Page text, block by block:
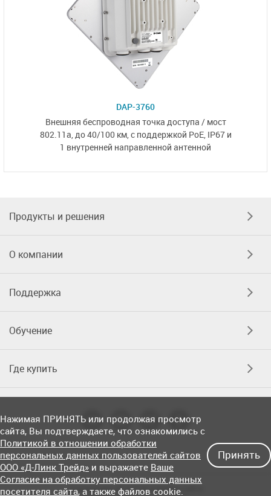
DAP-3760
Внешняя беспроводная точка доступа / мост
802.11a, до 40/100 км,с поддержкой PoE, IP67и
1 внутренней направленной антенной
Продукты и решения
О компании
Поддержка
Обучение
Где купить
Соглашение об использовании сайта
Нажимая ПРИНЯТЬ или продолжая просмотр
сайта, Вы подтверждаете, что ознакомились с
Политикой в отношении обработки
персональных данных пользователей сайтов
ООО «Д-Линк Трейд» и выражаете Ваше
Согласие на обработку персональных данных
посетителя сайта, а также файлов cookie.
Принять